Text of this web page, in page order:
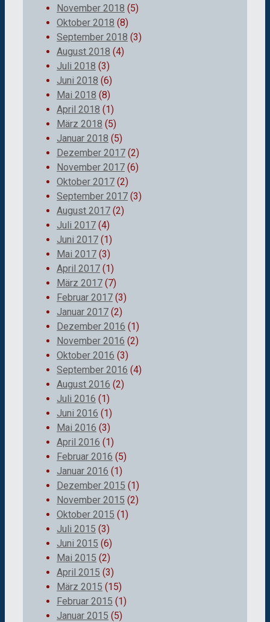
November 2018 (5)
Oktober 2018 (8)
September 2018 (3)
August 2018 (4)
Juli 2018 (3)
Juni 2018 (6)
Mai 2018 (8)
April 2018 (1)
März 2018 (5)
Januar 2018 (5)
Dezember 2017 (2)
November 2017 (6)
Oktober 2017 (2)
September 2017 (3)
August 2017 (2)
Juli 2017 (4)
Juni 2017 (1)
Mai 2017 (3)
April 2017 (1)
März 2017 (7)
Februar 2017 (3)
Januar 2017 (2)
Dezember 2016 (1)
November 2016 (2)
Oktober 2016 (3)
September 2016 (4)
August 2016 (2)
Juli 2016 (1)
Juni 2016 (1)
Mai 2016 (3)
April 2016 (1)
Februar 2016 (5)
Januar 2016 (1)
Dezember 2015 (1)
November 2015 (2)
Oktober 2015 (1)
Juli 2015 (3)
Juni 2015 (6)
Mai 2015 (2)
April 2015 (3)
März 2015 (15)
Februar 2015 (1)
Januar 2015 (5)